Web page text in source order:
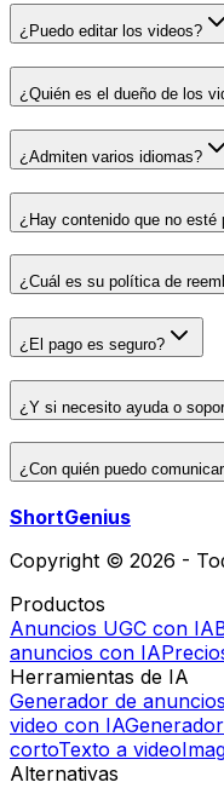
¿Puedo editar los videos?
¿Quién es el dueño de los
¿Admiten varios idiomas?
¿Hay contenido que no esté
¿Cuál es su política de
¿El pago es seguro?
¿Y si necesito ayuda o
¿Con quién puedo
ShortGenius
Copyright © 2026 -
Productos
Anuncios UGC con IA
anuncios con IA
Herramientas de IA
Generador de
video con IA
cortoTexto a video
Alternativas